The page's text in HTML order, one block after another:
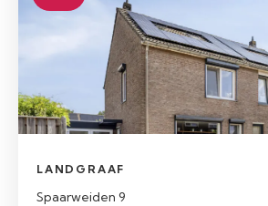
LANDGRAAF
Spaarweiden 9